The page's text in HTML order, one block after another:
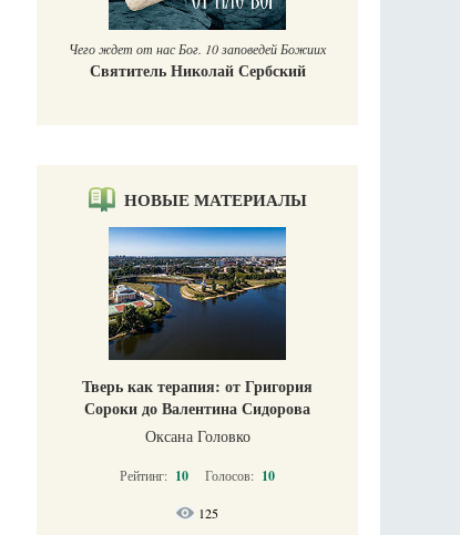
НОВЫЕ МАТЕРИАЛЫ
Тверь как терапия: от Григория
Сороки до Валентина Сидорова
Оксана Головко
Рейтинг: 10 Голосов: 10
125